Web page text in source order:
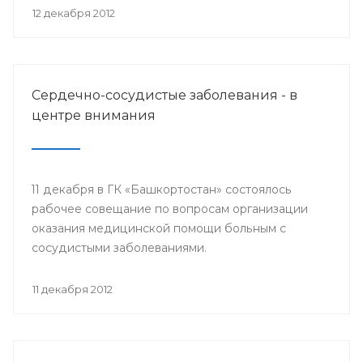
организовано Минздравом РБ с целью
12 декабря 2012
Сердечно-сосудистые заболевания - в
центре внимания
11 декабря в ГК «Башкортостан» состоялось
рабочее совещание по вопросам организации
оказания медицинской помощи больным с
сосудистыми заболеваниями.
11 декабря 2012